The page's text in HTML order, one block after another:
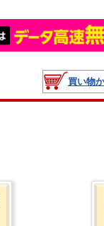
買い物